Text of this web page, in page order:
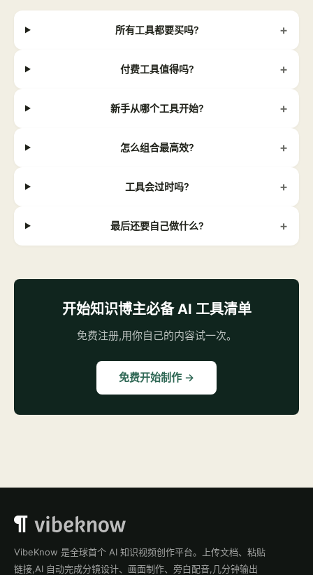
所有工具都要买吗? +
付费工具值得吗? +
新手从哪个工具开始? +
怎么组合最高效? +
工具会过时吗? +
最后还要自己做什么? +
开始知识博主必备 AI 工具清单
免费注册,用你自己的内容试一次。
免费开始制作 →
VibeKnow 是全球首个 AI 知识视频创作平台。上传文档、粘贴
链接,AI 自动完成分镜设计、画面制作、旁白配音,几分钟输出